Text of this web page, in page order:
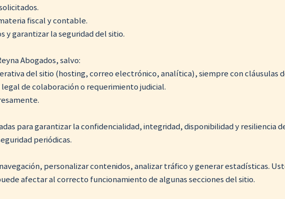
fiscal y contable.
y garantizar la seguridad del sitio.
Abogados, salvo:
del sitio (hosting, correo electrónico, analítica), siempre con cláusulas
de colaboración o requerimiento judicial.
para garantizar la confidencialidad, integridad, disponibilidad y resiliencia
periódicas.
personalizar contenidos, analizar tráfico y generar estadísticas.
afectar al correcto funcionamiento de algunas secciones del sitio.